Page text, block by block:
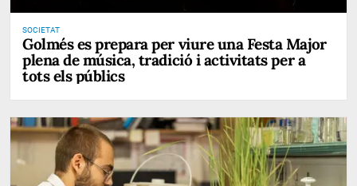
SOCIETAT
Golmés es prepara per viure una Festa Major
plena de música, tradició i activitats per a
tots els públics